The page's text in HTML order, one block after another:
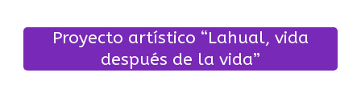
Proyecto artístico “Lahual, vida
después de la vida”